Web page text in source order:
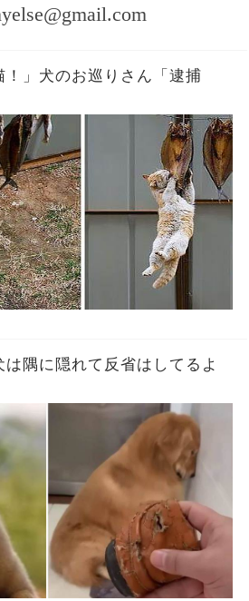
」犬のお巡りさん「逮捕
隅に隠れて反省はしてるよ